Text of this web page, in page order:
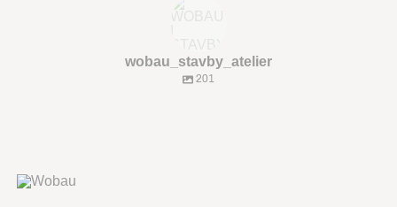
wobau_stavby_atelier
201